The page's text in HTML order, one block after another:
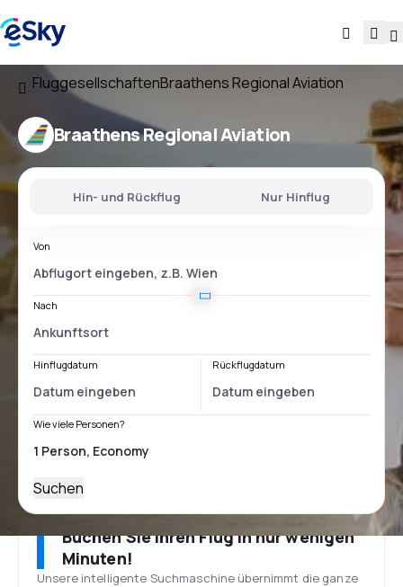
FluggesellschaftenBraathens Regional Aviation
Braathens Regional Aviation
Hin- und Rückflug Nur Hinflug
Von
Nach
Hinflugdatum Rückflugdatum
Wie viele Personen?
Suchen
Buchen Sie Ihren Flug in nur wenigen
Minuten!
Unsere intelligente Suchmaschine übernimmt die ganze